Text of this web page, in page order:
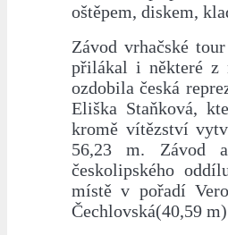
oštěpem, diskem,
Závod vrhačské
přilákal i některé z
ozdobila česká
Eliška Staňková,
kromě vítězství
56,23 m. Závod
českolipského
místě v pořadí
Čechlovská(40,59